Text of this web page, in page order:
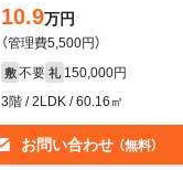
10.9万円
（管理費5,500円）
敷 不要 礼 150,000円
3階 / 2LDK / 60.16㎡
お問い合わせ （無料）